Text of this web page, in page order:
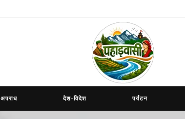
अपराध देश-विदेश पर्यटन